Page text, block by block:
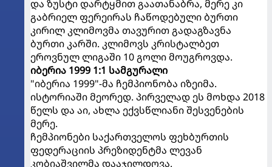
და ზუსტი დარტყმით გაათანაბრა, მერე კი
გაბრიელ ფერეირას ჩაწოდებული ბურთი
კირილ კლიმოვმა თავურით გადაგზავნა
ბურთი კარში. კლიმოვს კრისტალბეთ
ეროვნულ ლიგაში 10 გოლი მოუგროვდა.
იბერია 1999 1:1 სამგურალი
"იბერია 1999"-მა ჩემპიონობა იზეიმა.
ისტორიაში მეორედ. პირველად ეს მოხდა 2018
წელს და აი, ახლა ექვსწლიანი შესვენების
მერე.
ჩემპიონები საქართველოს ფეხბურთის
ფედერაციის პრეზიდენტმა ლევან
კობიაშვილმა დააჯილდოვა.